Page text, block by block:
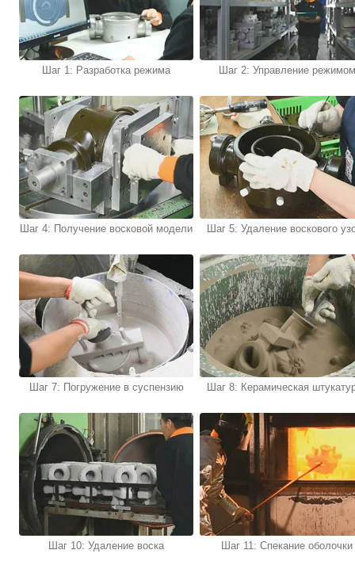
Шаг 1: Разработка режима Шаг 2: Управление режимом
Шаг 4: Получение восковой модели Шаг 5: Удаление воскового
Шаг 7: Погружение в суспензию Шаг 8: Керамическая
Шаг 10: Удаление воска Шаг 11: Спекание оболочки